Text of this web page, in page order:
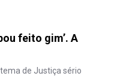
feito gim’. A
de Justiça sério